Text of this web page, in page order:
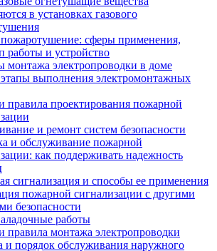
в установках газового
сферы применения,
работы и устройство
монтажа электропроводки в доме
выполнения электромонтажных
проектирования пожарной
и ремонт систем безопасности
и обслуживание пожарной
как поддерживать надежность
сигнализация и способы ее применения
пожарной сигнализации с другими
безопасности
работы
монтажа электропроводки
и порядок обслуживания наружного